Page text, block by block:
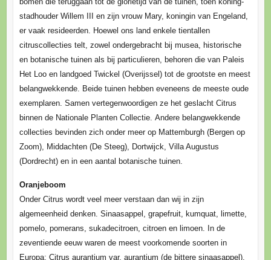
stadhouder Willem III en zijn vrouw Mary, koningin van Engeland,
er vaak resideerden. Hoewel ons land enkele tientallen
citruscollecties telt, zowel ondergebracht bij musea, historische
en botanische tuinen als bij particulieren, behoren die van Paleis
Het Loo en landgoed Twickel (Overijssel) tot de grootste en meest
belangwekkende. Beide tuinen hebben eveneens de meeste oude
exemplaren. Samen vertegenwoordigen ze het geslacht Citrus
binnen de Nationale Planten Collectie. Andere belangwekkende
collecties bevinden zich onder meer op Mattemburgh (Bergen op
Zoom), Middachten (De Steeg), Dortwijck, Villa Augustus
(Dordrecht) en in een aantal botanische tuinen.
Oranjeboom
Onder Citrus wordt veel meer verstaan dan wij in zijn
algemeenheid denken. Sinaasappel, grapefruit, kumquat, limette,
pomelo, pomerans, sukadecitroen, citroen en limoen. In de
zeventiende eeuw waren de meest voorkomende soorten in
Europa: Citrus aurantium var. aurantium (de bittere sinaasappel),